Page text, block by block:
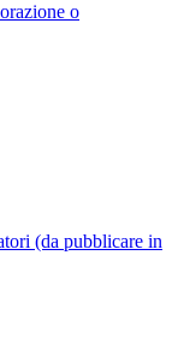
o
(da pubblicare in